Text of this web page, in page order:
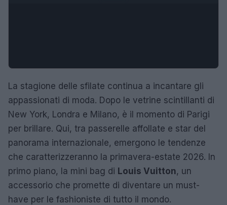
La stagione delle sfilate continua a incantare gli
appassionati di moda. Dopo le vetrine scintillanti di
New York, Londra e Milano, è il momento di Parigi
per brillare. Qui, tra passerelle affollate e star del
panorama internazionale, emergono le tendenze
che caratterizzeranno la primavera-estate 2026. In
primo piano, la mini bag di Louis Vuitton, un
accessorio che promette di diventare un must-
have per le fashioniste di tutto il mondo.